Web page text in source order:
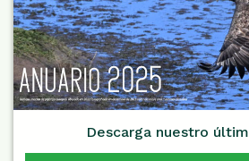
Descarga nuestro